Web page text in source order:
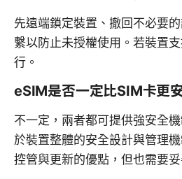
先遠端鎖定裝置、撤回不必要
繫以防止未授權使用。若裝置
行。
eSIM是否一定比SIM卡更
不一定，兩者都可提供強安全
於裝置整體的安全設計與管理
控管與更新的優點，但也需要妥